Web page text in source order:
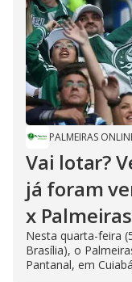
PALMEIRAS
Vai lotar?
já foram
x Palmeiras
Nesta quarta-feira
Brasília), o
Pantanal, em